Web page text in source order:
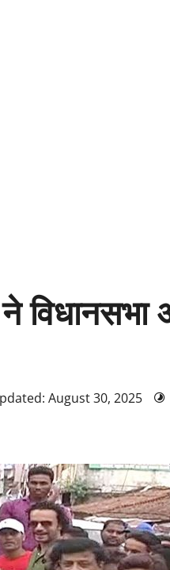
August 30, 2025